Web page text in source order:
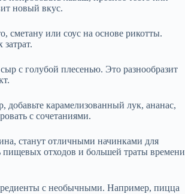
новый вкус.
сметану или соус на основе рикотты.
с голубой плесенью. Это разнообразит
карамелизованный лук, ананас,
с сочетаниями.
станут отличными начинками для
пищевых отходов и большей траты времени
с необычными. Например, пицца